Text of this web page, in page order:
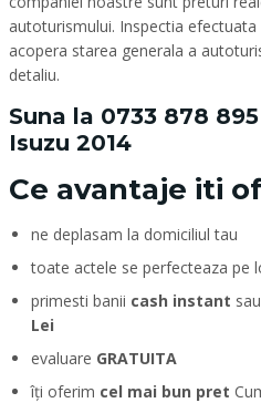
autoturismului. Inspectia
acopera starea generala a
detaliu.
Suna la 0733 878 895
Isuzu 2014
Ce avantaje iti
ne deplasam la domiciliul tau
toate actele se perfecteaza pe
primesti banii cash instant
Lei
evaluare GRATUITA
îți oferim cel mai bun pret